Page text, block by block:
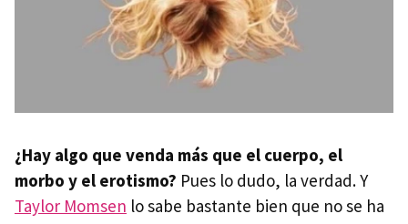
¿Hay algo que venda más que el cuerpo, el
morbo y el erotismo? Pues lo dudo, la verdad. Y
Taylor Momsen lo sabe bastante bien que no se ha